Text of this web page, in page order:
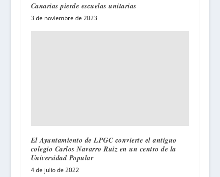
Canarias pierde escuelas unitarias
3 de noviembre de 2023
El Ayuntamiento de LPGC convierte el antiguo
colegio Carlos Navarro Ruiz en un centro de la
Universidad Popular
4 de julio de 2022